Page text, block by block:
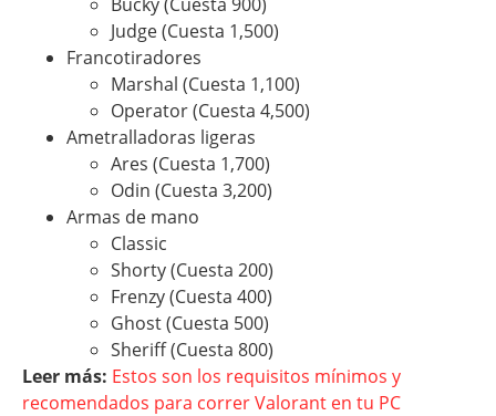
Judge (Cuesta 1,500)
Francotiradores
Marshal (Cuesta 1,100)
Operator (Cuesta 4,500)
Ametralladoras ligeras
Ares (Cuesta 1,700)
Odin (Cuesta 3,200)
Armas de mano
Classic
Shorty (Cuesta 200)
Frenzy (Cuesta 400)
Ghost (Cuesta 500)
Sheriff (Cuesta 800)
Leer más: Estos son los requisitos mínimos y
recomendados para correr Valorant en tu PC